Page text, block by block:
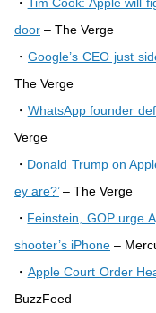
・ Tim Cook: Apple will
door – The Verge
・ Google’s CEO just
The Verge
・ WhatsApp founder
Verge
・ Donald Trump on
ey are?’– The Verge
・ Feinstein, GOP urge
shooter’s iPhone –
・ Apple Court Order
BuzzFeed